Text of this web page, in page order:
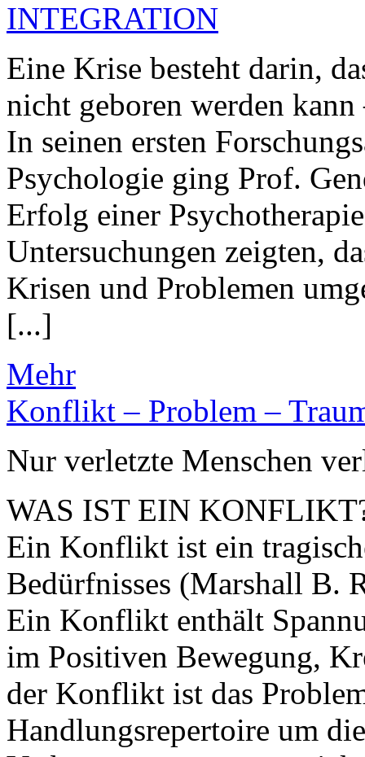
INTEGRATION
Eine Krise besteht darin,
nicht geboren werden
In seinen ersten
Psychologie ging Prof.
Erfolg einer
Untersuchungen zeigten,
Krisen und Problemen
[...]
Mehr
Konflikt – Problem –
Nur verletzte Menschen
WAS IST EIN
Ein Konflikt ist ein
Bedürfnisses (Marshall B.
Ein Konflikt enthält
im Positiven Bewegung,
der Konflikt ist das
Handlungsrepertoire um